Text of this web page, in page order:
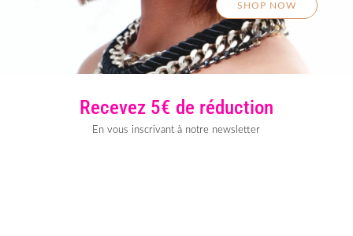
SHOP NOW
Recevez 5€ de réduction
En vous inscrivant à notre newsletter